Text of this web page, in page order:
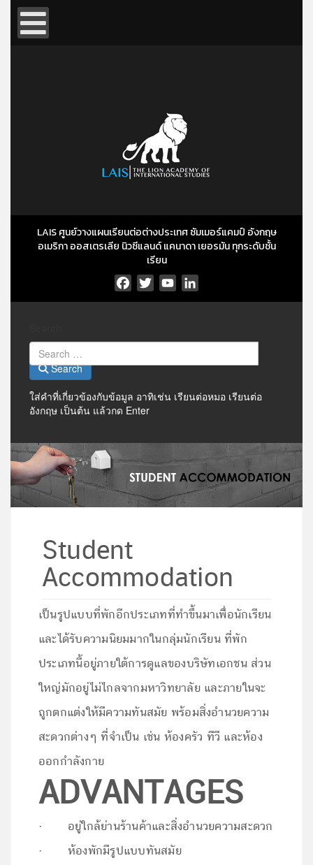
LAIS ศูนย์วางแผนเรียนต่อต่างประเทศ ซัมเมอร์แคมป์ อังกฤษ
อเมริกา ออสเตรเลีย นิวซีแลนด์ แคนาดา เยอรมัน ทุกระดับชั้น
เรียน
Facebook
TwitterYouTubeLinkedIn
Search
ใส่คำที่เกี่ยวข้องกับข้อมูล อาทิเช่น เรียนต่อหมอ เรียนต่อ
อังกฤษ เป็นต้น แล้วกด Enter
Student
Accommodation
เป็นรูปแบบที่พักอีกประเภทที่ทำขึ้นมาเพื่อนักเรียน
และได้รับความนิยมมากในกลุ่มนักเรียน ที่พัก
ประเภทนี้อยู่ภายใต้การดูแลของบริษัทเอกชน ส่วน
ใหญ่มักอยู่ไม่ไกลจากมหาวิทยาลัย และภายในจะ
ถูกตกแต่งให้มีความทันสมัย พร้อมสิ่งอำนวยความ
สะดวกต่างๆ ที่จำเป็น เช่น ห้องครัว ทีวี และห้อง
ออกกำลังกาย
ADVANTAGES
· อยูใกล้ย่านร้านค้าและสิ่งอำนวยความสะดวก
· ห้องพักมีรูปแบบทันสมัย